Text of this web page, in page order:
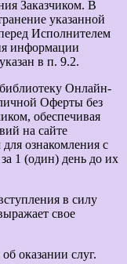
Заказчиком. В
указанной
Исполнителем
информации
в п. 9.2.
Онлайн-
Оферты без
обеспечивая
на сайте
ознакомления с
1 (один) день до их
в силу
свое
оказании слуг.